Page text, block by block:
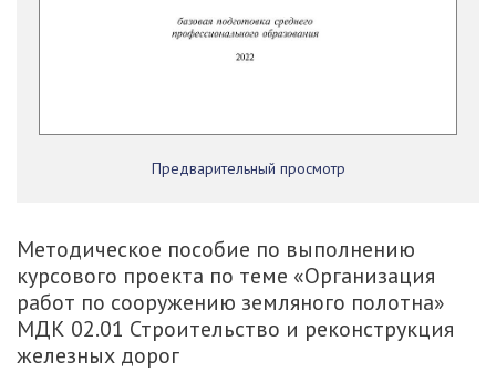
Предварительный просмотр
Методическое пособие по выполнению
курсового проекта по теме «Организация
работ по сооружению земляного полотна»
МДК 02.01 Строительство и реконструкция
железных дорог